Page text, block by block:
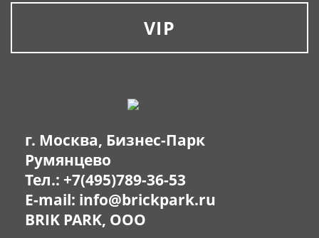
VIP
г. Москва, Бизнес-Парк
Румянцево
Тел.: +7(495)789-36-53
E-mail: info@brickpark.ru
BRIK PARK, OOO